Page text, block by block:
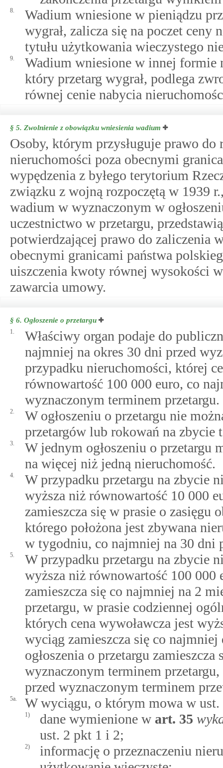
8.
Wadium wniesione w pieniądzu
wygrał, zalicza się na poczet ceny
tytułu użytkowania wieczystego
9.
Wadium wniesione w innej formie
który przetarg wygrał, podlega
równej cenie nabycia
§ 5. Zwolnienie z obowiązku wniesienia wadium
Osoby, którym przysługuje prawo do
nieruchomości poza obecnymi
wypędzenia z byłego terytorium
związku z wojną rozpoczętą w 1939
wadium w wyznaczonym w
uczestnictwo w przetargu,
potwierdzającej prawo do zaliczenia
obecnymi granicami państwa
uiszczenia kwoty równej wysokości
zawarcia umowy.
§ 6. Ogłoszenie o przetargu
1.
Właściwy organ podaje do
najmniej na okres 30 dni przed
przypadku nieruchomości, której
równowartość 100 000 euro, co
wyznaczonym terminem przetargu.
2.
W ogłoszeniu o przetargu nie
przetargów lub rokowań na zbycie
3.
W jednym ogłoszeniu o przetargu
na więcej niż jedną nieruchomość.
4.
W przypadku przetargu na zbycie
wyższa niż równowartość 10 000
zamieszcza się w prasie o
którego położona jest zbywana
w tygodniu, co najmniej na 30 dni
5.
W przypadku przetargu na zbycie
wyższa niż równowartość 100 000
zamieszcza się co najmniej na 2
przetargu, w prasie codziennej
których cena wywoławcza jest
wyciąg zamieszcza się co
ogłoszenia o przetargu
wyznaczonym terminem
przed wyznaczonym terminem
5a. W wyciągu, o którym mowa w ust.
1) dane wymienione w art. 35
ust. 2 pkt 1 i 2;
2)
informację o przeznaczeniu